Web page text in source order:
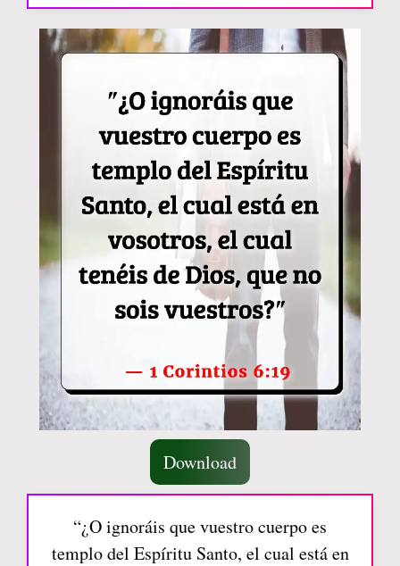
Download
“¿O ignoráis que vuestro cuerpo es
templo del Espíritu Santo, el cual está en